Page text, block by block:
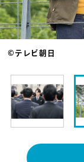
©テレビ朝日